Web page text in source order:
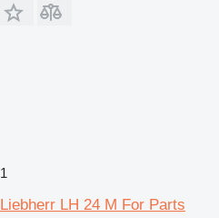
1
Liebherr LH 24 M For Parts